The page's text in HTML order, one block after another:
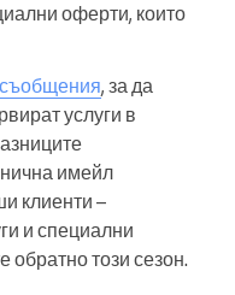
оферти, които
, за да
услуги в
имейл
клиенти –
и специални
обратно този сезон.